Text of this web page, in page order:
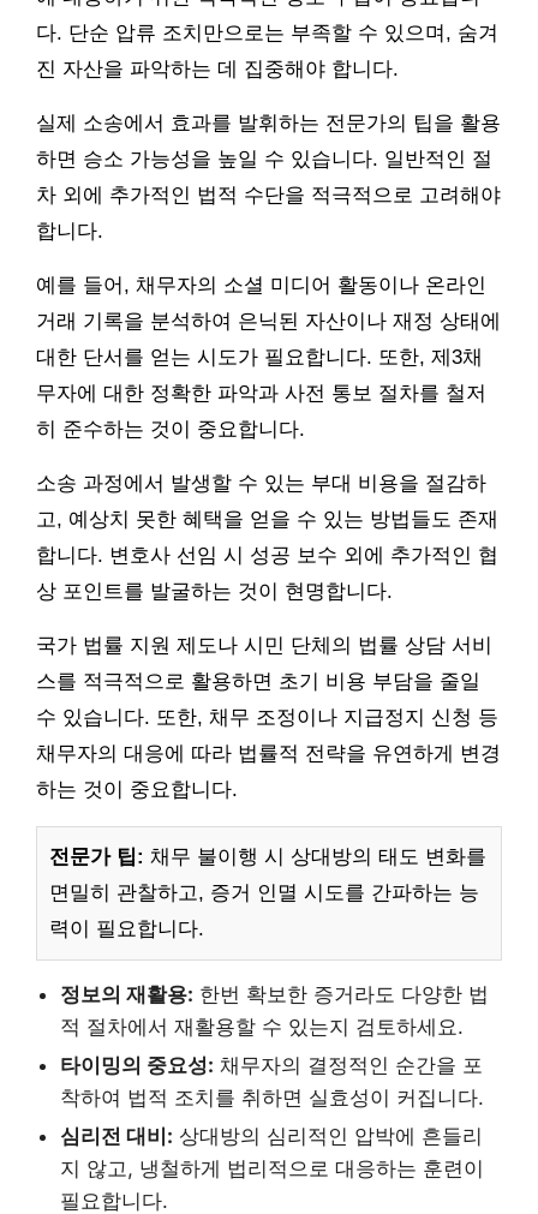
다. 단순 압류 조치만으로는 부족할 수 있으며, 숨겨
진 자산을 파악하는 데 집중해야 합니다.
실제 소송에서 효과를 발휘하는 전문가의 팁을 활용
하면 승소 가능성을 높일 수 있습니다. 일반적인 절
차 외에 추가적인 법적 수단을 적극적으로 고려해야
합니다.
예를 들어, 채무자의 소셜 미디어 활동이나 온라인
거래 기록을 분석하여 은닉된 자산이나 재정 상태에
대한 단서를 얻는 시도가 필요합니다. 또한, 제3채
무자에 대한 정확한 파악과 사전 통보 절차를 철저
히 준수하는 것이 중요합니다.
소송 과정에서 발생할 수 있는 부대 비용을 절감하
고, 예상치 못한 혜택을 얻을 수 있는 방법들도 존재
합니다. 변호사 선임 시 성공 보수 외에 추가적인 협
상 포인트를 발굴하는 것이 현명합니다.
국가 법률 지원 제도나 시민 단체의 법률 상담 서비
스를 적극적으로 활용하면 초기 비용 부담을 줄일
수 있습니다. 또한, 채무 조정이나 지급정지 신청 등
채무자의 대응에 따라 법률적 전략을 유연하게 변경
하는 것이 중요합니다.
전문가 팁: 채무 불이행 시 상대방의 태도 변화를
면밀히 관찰하고, 증거 인멸 시도를 간파하는 능
력이 필요합니다.
정보의 재활용: 한번 확보한 증거라도 다양한 법
적 절차에서 재활용할 수 있는지 검토하세요.
타이밍의 중요성: 채무자의 결정적인 순간을 포
착하여 법적 조치를 취하면 실효성이 커집니다.
심리전 대비: 상대방의 심리적인 압박에 흔들리
지 않고, 냉철하게 법리적으로 대응하는 훈련이
필요합니다.